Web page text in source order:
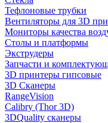
Тефлоновые трубки
Вентиляторы для 3D
Мониторы качества
Столы и платформы
Экструдеры
Запчасти и
3D принтеры гипсовые
3D Сканеры
RangeVision
Calibry (Thor 3D)
3DQuality сканеры